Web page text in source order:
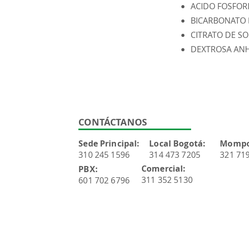
ACIDO
CITRATO DE
DEXTROSA
CONTÁCTANOS
Sede Principal:
310 245 1596
Local Bogotá:
314 473 7205
321
PBX:
601 702 6796
Comercial:
311 352 5130